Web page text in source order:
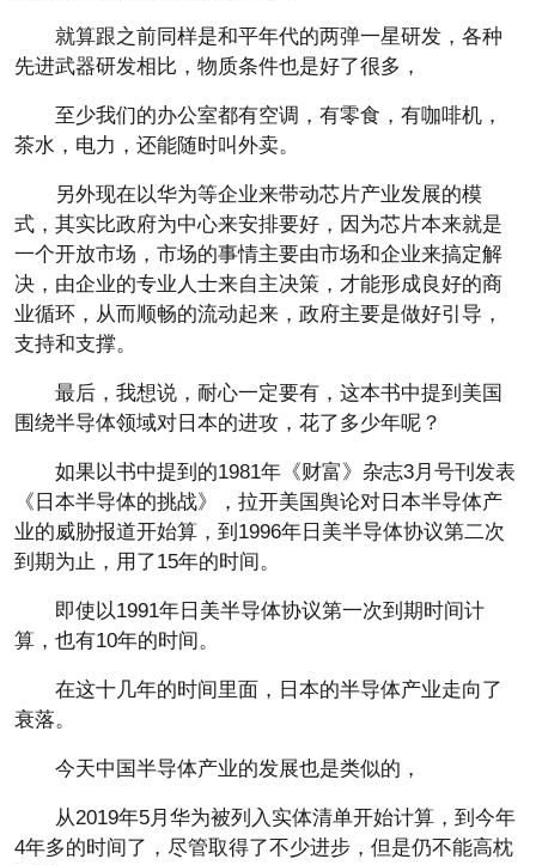
就算跟之前同样是和平年代的两弹一星研发，各种
先进武器研发相比，物质条件也是好了很多，
至少我们的办公室都有空调，有零食，有咖啡机，
茶水，电力，还能随时叫外卖。
另外现在以华为等企业来带动芯片产业发展的模
式，其实比政府为中心来安排要好，因为芯片本来就是
一个开放市场，市场的事情主要由市场和企业来搞定解
决，由企业的专业人士来自主决策，才能形成良好的商
业循环，从而顺畅的流动起来，政府主要是做好引导，
支持和支撑。
最后，我想说，耐心一定要有，这本书中提到美国
围绕半导体领域对日本的进攻，花了多少年呢？
如果以书中提到的1981年《财富》杂志3月号刊发表
《日本半导体的挑战》，拉开美国舆论对日本半导体产
业的威胁报道开始算，到1996年日美半导体协议第二次
到期为止，用了15年的时间。
即使以1991年日美半导体协议第一次到期时间计
算，也有10年的时间。
在这十几年的时间里面，日本的半导体产业走向了
衰落。
今天中国半导体产业的发展也是类似的，
从2019年5月华为被列入实体清单开始计算，到今年
4年多的时间了，尽管取得了不少进步，但是仍不能高枕